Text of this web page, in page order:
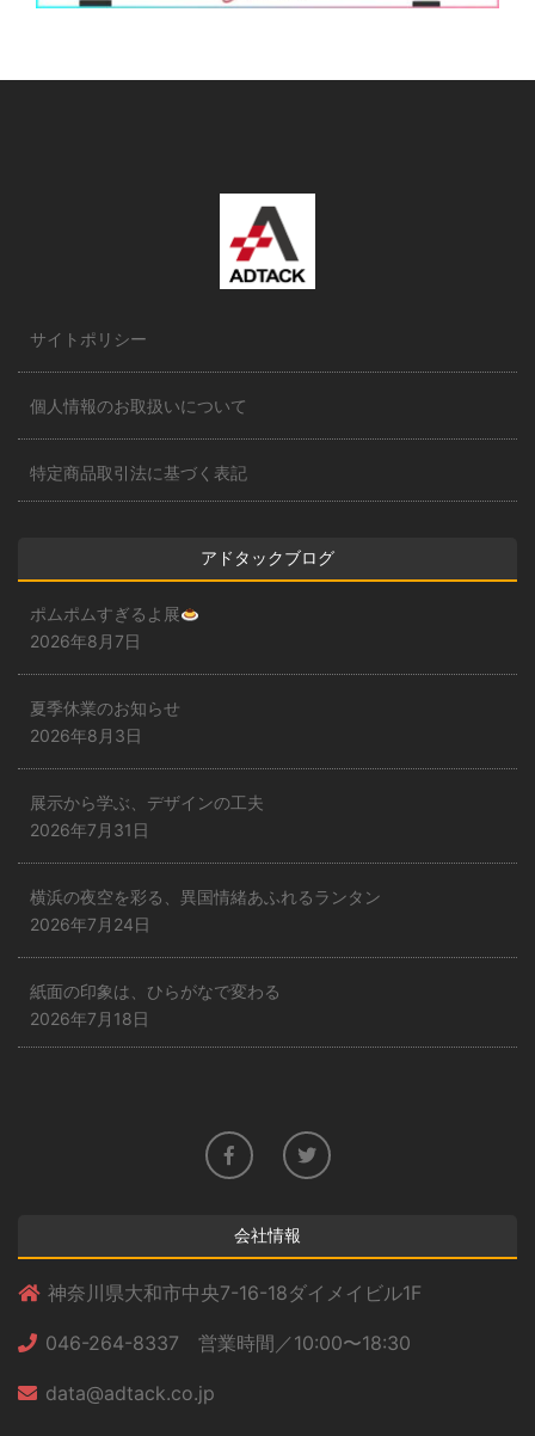
サイトポリシー
個人情報のお取扱いについて
特定商品取引法に基づく表記
アドタックブログ
ポムポムすぎるよ展
2026年8月7日
夏季休業のお知らせ
2026年8月3日
展示から学ぶ、デザインの工夫
2026年7月31日
横浜の夜空を彩る、異国情緒あふれるランタン
2026年7月24日
紙面の印象は、ひらがなで変わる
2026年7月18日
会社情報
神奈川県大和市中央7-16-18ダイメイビル1F
046-264-8337 営業時間／10:00〜18:30
data@adtack.co.jp